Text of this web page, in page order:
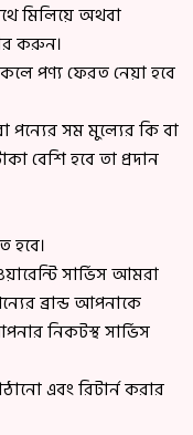
মিলিয়ে অথবা
করুন।
পণ্য ফেরত নেয়া হবে
সম মুল্যের কি বা
বেশি হবে তা প্রদান
হবে।
সার্ভিস আমরা
ব্রান্ড আপনাকে
নিকটস্থ সার্ভিস
এবং রিটার্ন করার